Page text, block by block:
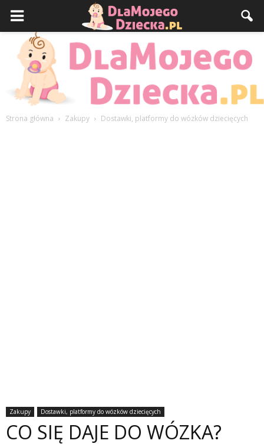
Strona główna Zakupy Dostawki, platformy do wózków dziecięcych
Zakupy Dostawki, platformy do wózków dziecięcych
CO SIĘ DAJE DO WÓZKA?